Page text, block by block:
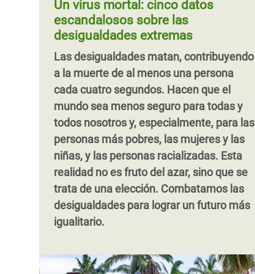
más vulnerables. Estos recortes
agravarán la pobreza y las desigualdades
en la región. Pero aún no es demasiado
tarde para cambiar el rumbo.
Paginación
un nuevo milmillonario (uno cada 30 ho
Paginación
mecanismos sólidos y de eficacia
demostrada para reducir la desigualdad.
Un virus mortal: cinco datos
escandalosos sobre las
desigualdades extremas
Las desigualdades matan, contribuyendo
a la muerte de al menos una persona
cada cuatro segundos. Hacen que el
mundo sea menos seguro para todas y
todos nosotros y, especialmente, para las
personas más pobres, las mujeres y las
niñas, y las personas racializadas. Esta
realidad no es fruto del azar, sino que se
trata de una elección. Combatamos las
desigualdades para lograr un futuro más
igualitario.